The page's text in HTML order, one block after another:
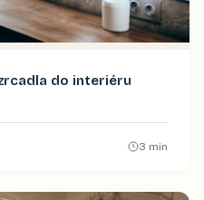
do interiéru
3 min